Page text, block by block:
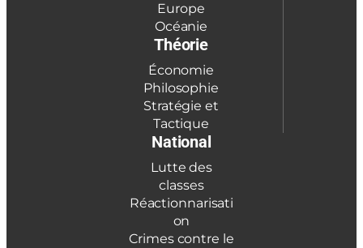
Europe
Océanie
Théorie
Économie
Philosophie
Stratégie et
Tactique
National
Lutte des
classes
Réactionnarisati
on
Crimes contre le